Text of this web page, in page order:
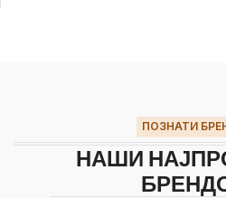
ПОЗНАТИ
НАШИ